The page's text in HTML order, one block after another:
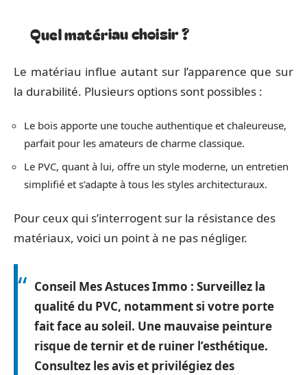
Quel matériau choisir ?
Le matériau influe autant sur l’apparence que sur
la durabilité. Plusieurs options sont possibles :
Le bois apporte une touche authentique et chaleureuse,
parfait pour les amateurs de charme classique.
Le PVC, quant à lui, offre un style moderne, un entretien
simplifié et s’adapte à tous les styles architecturaux.
Pour ceux qui s’interrogent sur la résistance des
matériaux, voici un point à ne pas négliger.
Conseil Mes Astuces Immo : Surveillez la
qualité du PVC, notamment si votre porte
fait face au soleil. Une mauvaise peinture
risque de ternir et de ruiner l’esthétique.
Consultez les avis et privilégiez des